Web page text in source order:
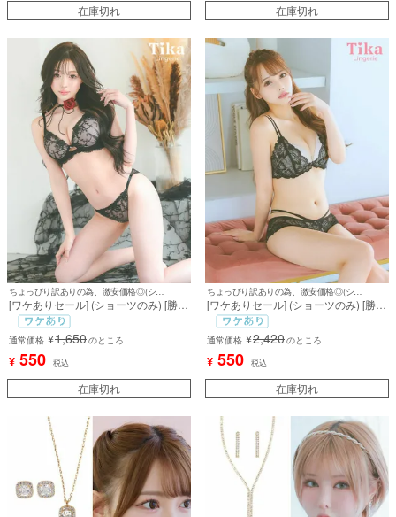
在庫切れ 在庫切れ
[ワケありセール] (ショーツのみ) [勝負
下着] ヌーディーカラー ブラックシア
ーレース フェミニン ワイヤー ショー
ツ
通常価格 ¥1,650のところ
¥ 550 税込
在庫切れ
[ワケありセール] (ショーツのみ) [勝負
下着] ヌーディーブラックフラワーレ
ースコードデザインショーツ
通常価格 ¥2,420のところ
¥ 550 税込
在庫切れ